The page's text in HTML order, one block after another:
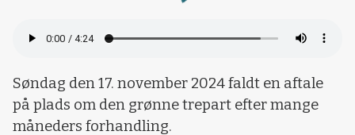
Søndag den 17. november 2024 faldt en aftale
på plads om den grønne trepart efter mange
måneders forhandling.